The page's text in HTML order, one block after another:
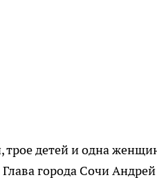
детей и одна
города Сочи